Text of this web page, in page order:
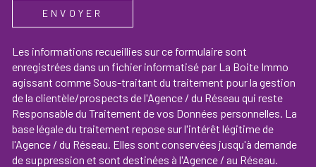
ENVOYER
Les informations recueillies sur ce formulaire sont
enregistrées dans un fichier informatisé par La Boite Immo
agissant comme Sous-traitant du traitement pour la gestion
de la clientèle/prospects de l'Agence / du Réseau qui reste
Responsable du Traitement de vos Données personnelles. La
base légale du traitement repose sur l'intérêt légitime de
l'Agence / du Réseau. Elles sont conservées jusqu'à demande
de suppression et sont destinées à l'Agence / au Réseau.